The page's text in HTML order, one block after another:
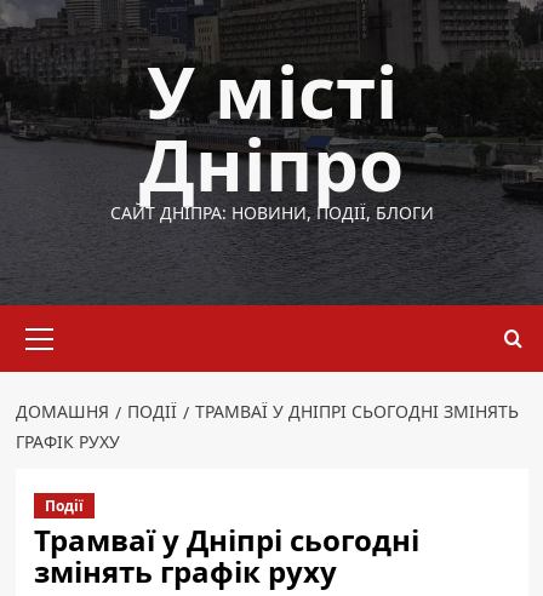
Перейти
до
вмісту
У місті
Дніпро
САЙТ ДНІПРА: НОВИНИ, ПОДІЇ, БЛОГИ
меню
ДОМАШНЯ ПОДІЇ
ТРАМВАЇ У ДНІПРІ СЬОГОДНІ ЗМІНЯТЬ
ГРАФІК РУХУ
Події
Трамваї у Дніпрі сьогодні
змінять графік руху